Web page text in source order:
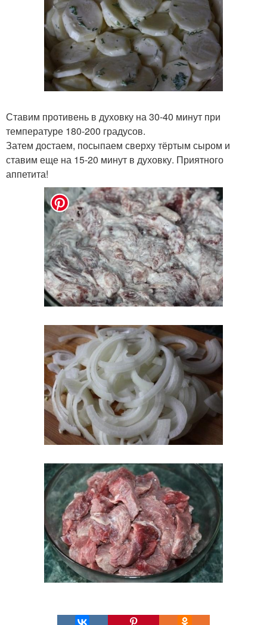
Ставим противень в духовку на 30-40 минут при
температуре 180-200 градусов.
Затем достаем, посыпаем сверху тёртым сыром и
ставим еще на 15-20 минут в духовку. Приятного
аппетита!